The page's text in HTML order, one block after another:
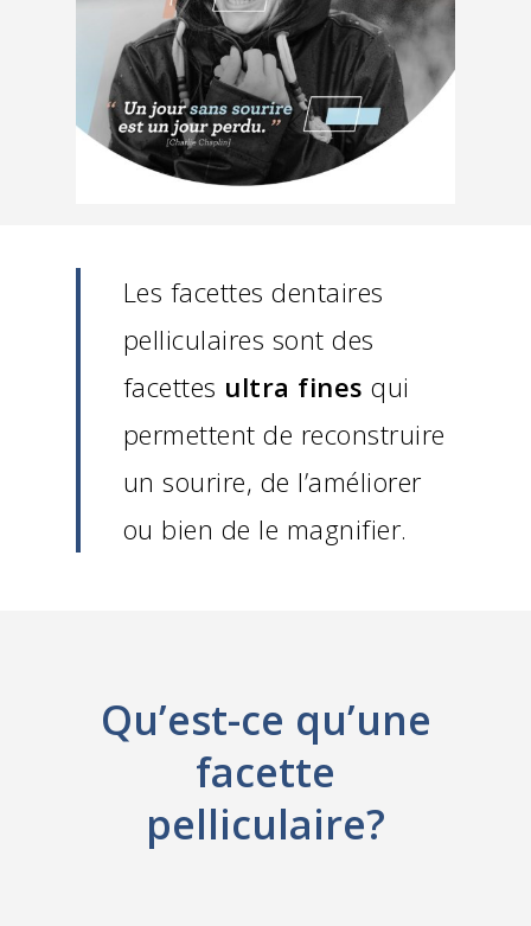
Les facettes dentaires
pelliculaires sont des
facettes ultra fines qui
permettent de reconstruire
un sourire, de l’améliorer
ou bien de le magnifier.
Qu’est-ce qu’une
facette
pelliculaire?